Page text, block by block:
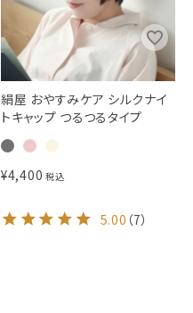
絹屋 おやすみケア シルクナイ
トキャップ つるつるタイプ
¥4,400 税込
5.00 （7）